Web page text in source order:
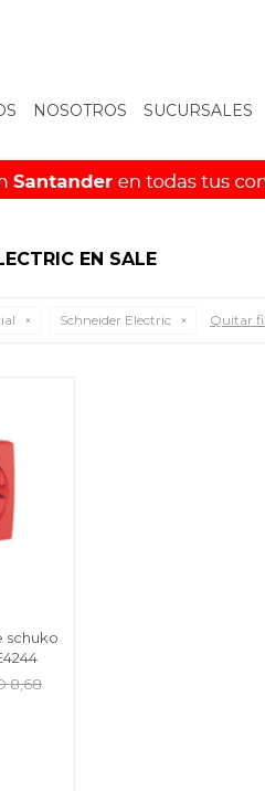
NOSOTROS SUCURSALES
EN SALE
Schneider Electric Quitar
schuko
8,68